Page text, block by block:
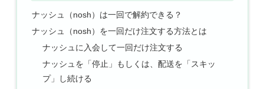
ナッシュ（nosh）は一回で解約できる？
ナッシュ（nosh）を一回だけ注文する方法とは
ナッシュに入会して一回だけ注文する
ナッシュを「停止」もしくは、配送を「スキッ
プ」し続ける